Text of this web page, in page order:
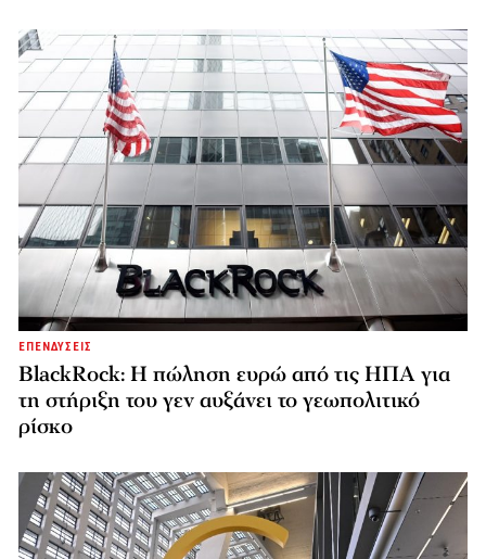
ΕΠΕΝΔΥΣΕΙΣ
BlackRock: Η πώληση ευρώ από τις ΗΠΑ για
τη στήριξη του γεν αυξάνει το γεωπολιτικό
ρίσκο